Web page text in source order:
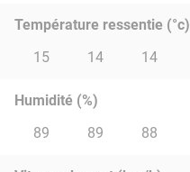
Température ressentie (°c)
15
14 14
Humidité (%)
89
89 88